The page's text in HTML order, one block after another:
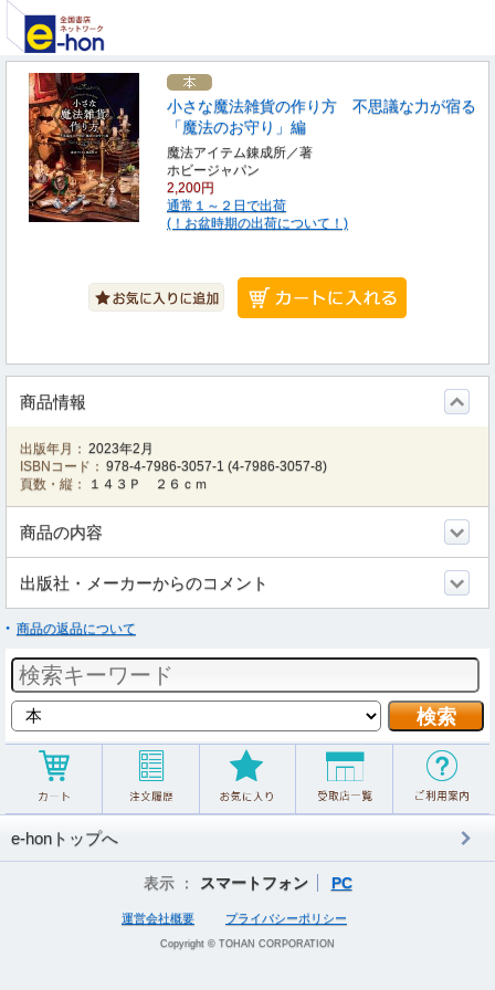
小さな魔法雑貨の作り方 不思議な力が宿る
「魔法のお守り」編
魔法アイテム錬成所／著
ホビージャパン
2,200円
通常１～２日で出荷
(！お盆時期の出荷について！)
商品情報
出版年月： 2023年2月
ISBNコード： 978-4-7986-3057-1 (4-7986-3057-8)
頁数・縦：
１４３Ｐ ２６ｃｍ
商品の内容
出版社・メーカーからのコメント
商品の返品について
e-honトップへ
表示 ： スマートフォン PC
運営会社概要 プライバシーポリシー
Copyright © TOHAN CORPORATION